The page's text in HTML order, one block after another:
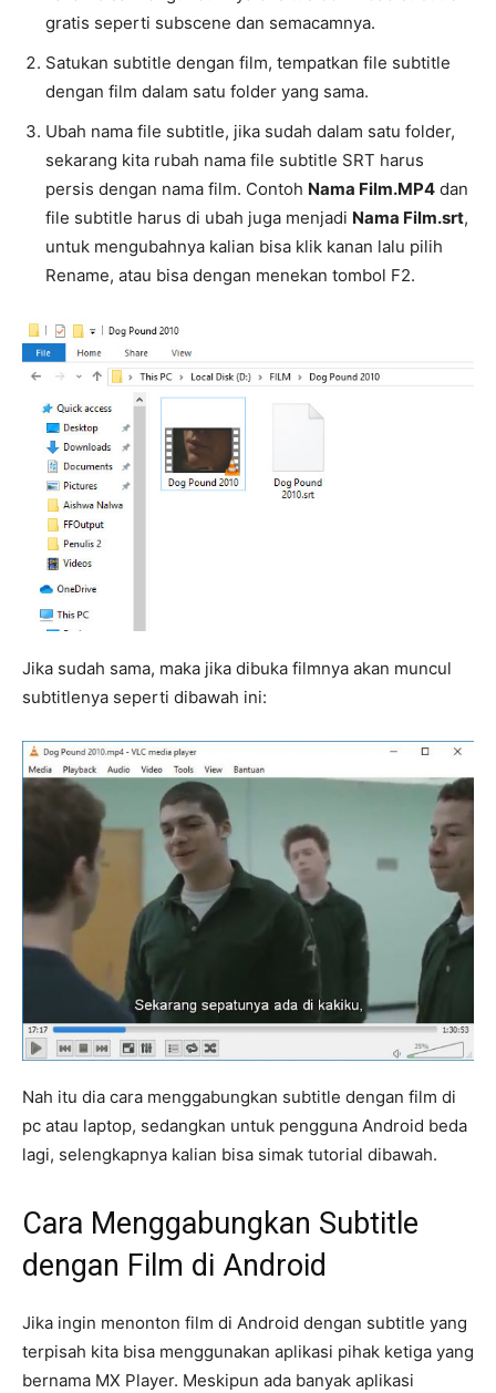
gratis seperti subscene dan semacamnya.
Satukan subtitle dengan film, tempatkan file subtitle
dengan film dalam satu folder yang sama.
Ubah nama file subtitle, jika sudah dalam satu folder,
sekarang kita rubah nama file subtitle SRT harus
persis dengan nama film. Contoh Nama Film.MP4 dan
file subtitle harus di ubah juga menjadi Nama Film.srt,
untuk mengubahnya kalian bisa klik kanan lalu pilih
Rename, atau bisa dengan menekan tombol F2.
Jika sudah sama, maka jika dibuka filmnya akan muncul
subtitlenya seperti dibawah ini:
Nah itu dia cara menggabungkan subtitle dengan film di
pc atau laptop, sedangkan untuk pengguna Android beda
lagi, selengkapnya kalian bisa simak tutorial dibawah.
Cara Menggabungkan Subtitle
dengan Film di Android
Jika ingin menonton film di Android dengan subtitle yang
terpisah kita bisa menggunakan aplikasi pihak ketiga yang
bernama MX Player. Meskipun ada banyak aplikasi